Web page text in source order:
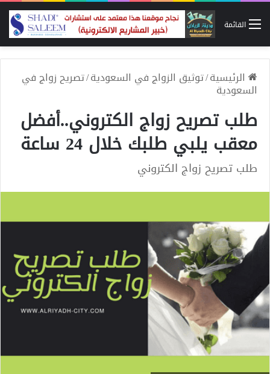
القائمة
الرئيسية/توثيق الزواج في السعودية/تصريح زواج في
السعودية
طلب تصريح زواج الكتروني..أفضل
معقب يلبي طلبك خلال 24 ساعة
طلب تصريح زواج الكتروني